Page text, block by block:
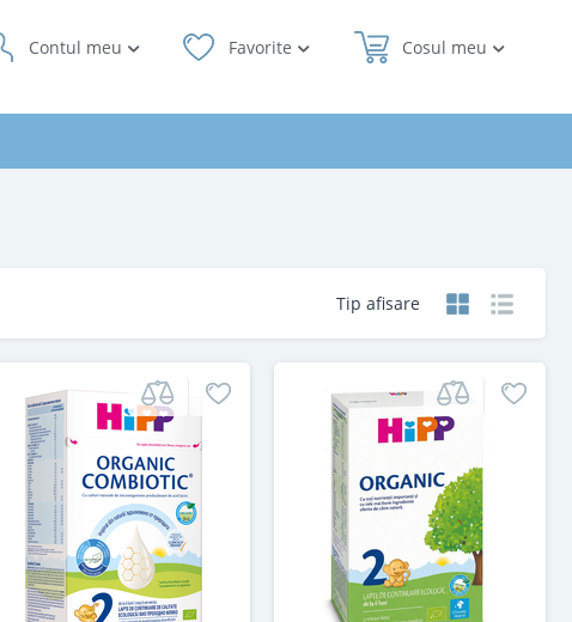
Cosul meu
Favorite
Contul meu
Tip afisare